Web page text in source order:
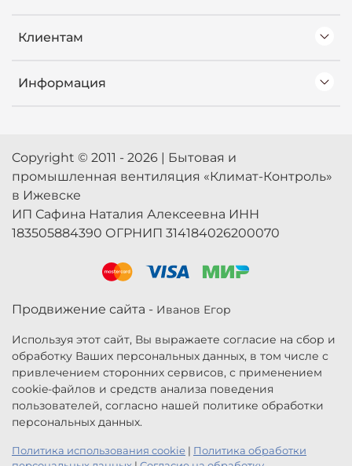
Клиентам
Информация
Copyright © 2011 - 2026 | Бытовая и
промышленная вентиляция «Климат-Контроль»
в Ижевске
ИП Сафина Наталия Алексеевна ИНН
183505884390 ОГРНИП 314184026200070
Продвижение сайта - Иванов Егор
Используя этот сайт, Вы выражаете согласие на сбор и
обработку Ваших персональных данных, в том числе с
привлечением сторонних сервисов, с применением
cookie-файлов и средств анализа поведения
пользователей, согласно нашей политике обработки
персональных данных.
Политика использования cookie | Политика обработки